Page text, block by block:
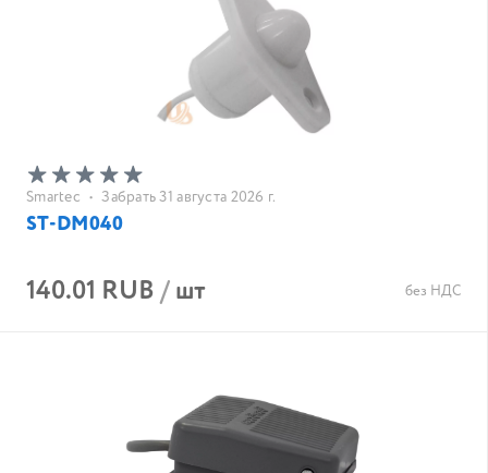
Smartec • Забрать 31 августа 2026 г.
ST-DM040
140.01 RUB/шт без НДС